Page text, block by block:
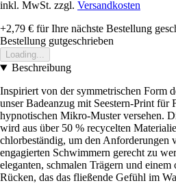
inkl. MwSt. zzgl. Versandkosten
+2,79 € für Ihre nächste Bestellung
Bestellung gutgeschrieben
Loading...
Beschreibung
Inspiriert von der symmetrischen Form
unser Badeanzug mit Seestern-Print für
hypnotischen Mikro-Muster versehen.
wird aus über 50 % recycelten
chlorbeständig, um den Anforderungen
engagierten Schwimmern gerecht zu
eleganten, schmalen Trägern und
Rücken, das das fließende Gefühl im